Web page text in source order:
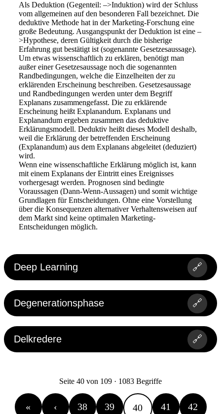
Als Deduktion (Gegenteil: –>Induktion) wird der Schluss
vom allgemeinen auf den besonderen Fall bezeichnet. Die
deduktive Methode hat in der Marketing-Forschung eine
große Bedeutung. Ausgangspunkt der Deduktion ist eine –
>Hypothese, deren Gültigkeit durch die bisherige
Erfahrung gut bestätigt ist (sogenannte Gesetzesaussage).
Um etwas wissenschaftlich zu erklären, benötigt man
außer einer Gesetzesaussage noch die sogenannten
Randbedingungen, welche die Einzelheiten der zu
erklärenden Erscheinung beschreiben. Gesetzesaussage
und Randbedingungen werden unter dem Begriff
Explanans zusammengefasst. Die zu erklärende
Erscheinung heißt Explanandum. Explanans und
Explanandum ergeben zusammen das deduktive
Erklärungsmodell. Deduktiv heißt dieses Modell deshalb,
weil die Erklärung der betreffenden Erscheinung
(Explanandum) aus dem Explanans abgeleitet (deduziert)
wird.
Wenn eine wissenschaftliche Erklärung möglich ist, kann
mit einem Explanans der Eintritt eines Ereignisses
vorhergesagt werden. Prognosen sind bedingte
Voraussagen (Dann-Wenn-Aussagen) und somit wichtige
Grundlagen für Entscheidungen. Ohne eine Vorstellung
über die Konsequenzen alternativer Verhaltensweisen auf
dem Markt sind keine optimalen Marketing-
Entscheidungen möglich.
Deep Learning 🔗
Degenerationsphase 🔗
Delkredere 🔗
Seite 40 von 109 · 1083 Begriffe
« ‹ 38 39 40 41 42